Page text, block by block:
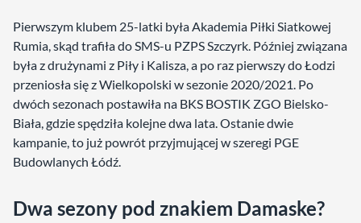
Pierwszym klubem 25-latki była Akademia Piłki Siatkowej
Rumia, skąd trafiła do SMS-u PZPS Szczyrk. Później związana
była z drużynami z Piły i Kalisza, a po raz pierwszy do Łodzi
przeniosła się z Wielkopolski w sezonie 2020/2021. Po
dwóch sezonach postawiła na BKS BOSTIK ZGO Bielsko-
Biała, gdzie spędziła kolejne dwa lata. Ostanie dwie
kampanie, to już powrót przyjmującej w szeregi PGE
Budowlanych Łódź.
Dwa sezony pod znakiem Damaske?